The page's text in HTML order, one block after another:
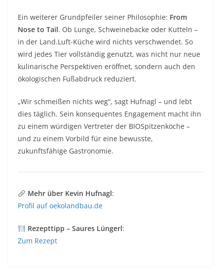
Ein weiterer Grundpfeiler seiner Philosophie: From
Nose to Tail. Ob Lunge, Schweinebacke oder Kutteln –
in der Land.Luft-Küche wird nichts verschwendet. So
wird jedes Tier vollständig genutzt, was nicht nur neue
kulinarische Perspektiven eröffnet, sondern auch den
ökologischen Fußabdruck reduziert.
„Wir schmeißen nichts weg“, sagt Hufnagl – und lebt
dies täglich. Sein konsequentes Engagement macht ihn
zu einem würdigen Vertreter der BIOSpitzenköche –
und zu einem Vorbild für eine bewusste,
zukunftsfähige Gastronomie.
Mehr über Kevin Hufnagl:
Profil auf oekolandbau.de
Rezepttipp – Saures Lüngerl:
Zum Rezept